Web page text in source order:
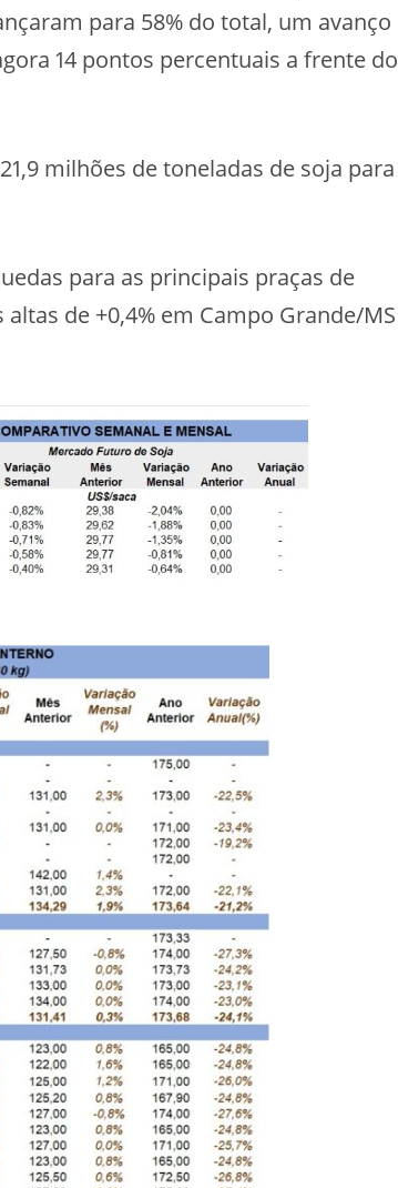
para 58% do total, um avanço
14 pontos percentuais a frente do
milhões de toneladas de soja para
para as principais praças de
de +0,4% em Campo Grande/MS